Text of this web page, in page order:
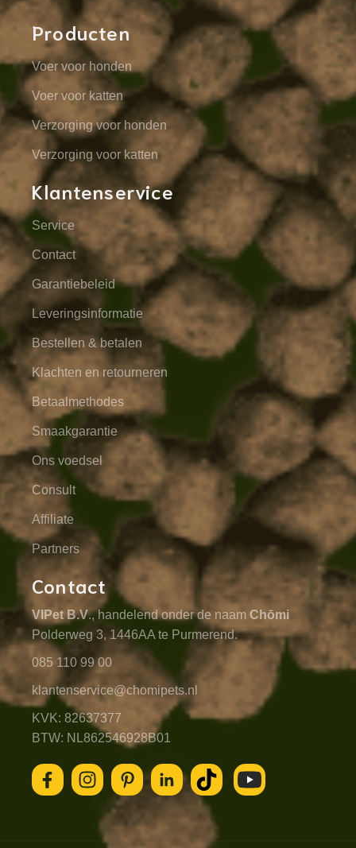
Producten
Voer voor honden
Voer voor katten
Verzorging voor honden
Verzorging voor katten
Klantenservice
Service
Contact
Garantiebeleid
Leveringsinformatie
Bestellen & betalen
Klachten en retourneren
Betaalmethodes
Smaakgarantie
Ons voedsel
Consult
Affiliate
Partners
Contact
VIPet B.V., handelend onder de naam Chōmi
Polderweg 3, 1446AA te Purmerend.
085 110 99 00
klantenservice@chomipets.nl
KVK: 82637377
BTW: NL862546928B01